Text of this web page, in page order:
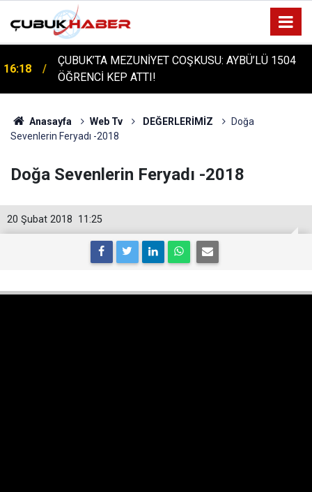
16:14
ÇUBUK'TA TARİHİ GÜN: PROTÜRK PLAZMA
FRAKSİNASYON TESİSİ'NİN TEMELİ ATILDI
Anasayfa Web Tv DEĞERLERİMİZ
Doğa
Sevenlerin Feryadı -2018
Doğa Sevenlerin Feryadı -2018
11:25
20 Şubat 2018